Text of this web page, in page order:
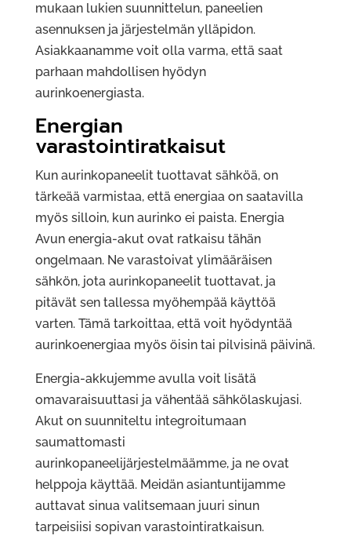
mukaan lukien suunnittelun, paneelien
asennuksen ja järjestelmän ylläpidon.
Asiakkaanamme voit olla varma, että saat
parhaan mahdollisen hyödyn
aurinkoenergiasta.
Energian
varastointiratkaisut
Kun aurinkopaneelit tuottavat sähköä, on
tärkeää varmistaa, että energiaa on saatavilla
myös silloin, kun aurinko ei paista. Energia
Avun energia-akut ovat ratkaisu tähän
ongelmaan. Ne varastoivat ylimääräisen
sähkön, jota aurinkopaneelit tuottavat, ja
pitävät sen tallessa myöhempää käyttöä
varten. Tämä tarkoittaa, että voit hyödyntää
aurinkoenergiaa myös öisin tai pilvisinä päivinä.
Energia-akkujemme avulla voit lisätä
omavaraisuuttasi ja vähentää sähkölaskujasi.
Akut on suunniteltu integroitumaan
saumattomasti
aurinkopaneelijärjestelmäämme, ja ne ovat
helppoja käyttää. Meidän asiantuntijamme
auttavat sinua valitsemaan juuri sinun
tarpeisiisi sopivan varastointiratkaisun.